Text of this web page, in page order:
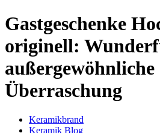
Gastgeschenke
originell:
außergewöhnliche
Überraschung
Keramikbrand
Keramik Blog